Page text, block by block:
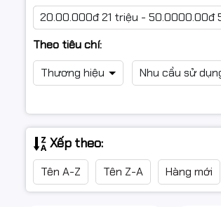
20.00.000đ 21 triệu - 50.0000.00đ
Theo tiêu chí:
Thương hiệu
Nhu cầu sử
Xếp theo:
Tên A-Z Tên Z-A Hàng mới